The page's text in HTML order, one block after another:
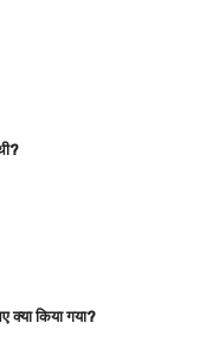
क्या किया गया?